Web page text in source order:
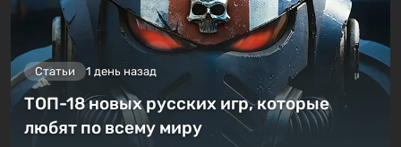
Статьи 1 день назад
ТОП-18 новых русских игр, которые
любят по всему миру